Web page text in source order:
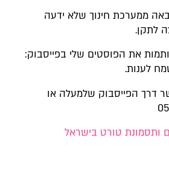
ממערכת חינוך שלא ידעה
לתקן.
את הפוסטים שלי בפייסבוק:
לענות.
דרך הפייסבוק שלמעלה או
ותסמונת טורט בישראל